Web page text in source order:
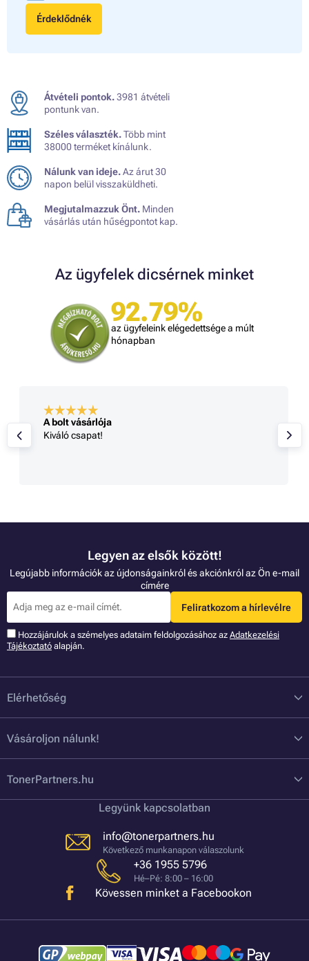
Érdeklődnék
Átvételi pontok.3981 átvételi
pontunk van.
Széles választék.Több mint
38000 terméket kínálunk.
Nálunk van ideje.Az árut 30
napon belül visszaküldheti.
Megjutalmazzuk Önt. Minden
vásárlás után hűségpontot kap.
Az ügyfelek dicsérnek minket
92.79%
az ügyfeleink elégedettsége a múlt
hónapban
A bolt vásárlója
Kiváló csapat!
Legyen az elsők között!
Legújabb információk az újdonságainkról és akciónkról az Ön e-mail
címére
Feliratkozom a hírlevélre
Hozzájárulok a szémelyes adataim feldolgozásához az Adatkezelési
Tájékoztató alapján.
Elérhetőség
Vásároljon nálunk!
TonerPartners.hu
Legyünk kapcsolatban
info@tonerpartners.hu
Következő munkanapon válaszolunk
+36 1955 5796
Hé–Pé: 8:00 – 16:00
Kövessen minket a Facebookon